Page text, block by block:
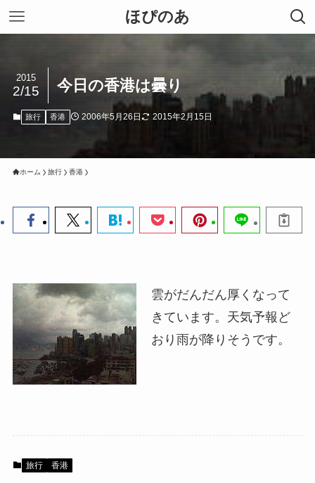
ほぴのあ
今日の香港は曇り
2015
2/15
旅行 香港 2006年5月26日 2015年2月15日
ホーム 旅行 香港
雲がだんだん厚くなって
きています。天気予報ど
おり雨が降りそうです。
旅行 香港